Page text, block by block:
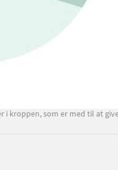
i kroppen, som er med til at